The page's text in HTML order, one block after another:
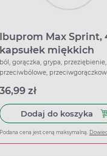
Ibuprom Max Sprint,
kapsułek miękkich
ból, gorączka, grypa, przeziębienie,
przeciwbólowe,
36,99 zł
Dodaj do koszyka
Podana cena jest ceną maksymalną.